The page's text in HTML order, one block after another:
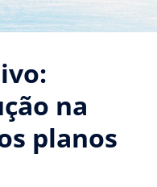
na
planos